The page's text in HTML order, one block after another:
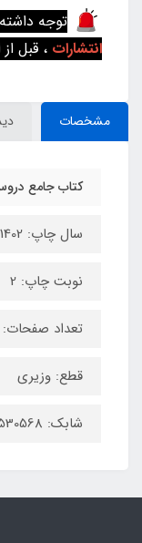
توجه
انتشارات ، قبل
مشخصات
کتاب جامع
سال چاپ: 1402
نوبت چاپ: 2
تعداد صفحات: 789
قطع: وزیری
شابک: 9786227530568